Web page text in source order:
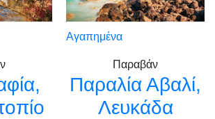
Αγαπημένα
Παραβάν
Παραλία Αβαλί,
Λευκάδα